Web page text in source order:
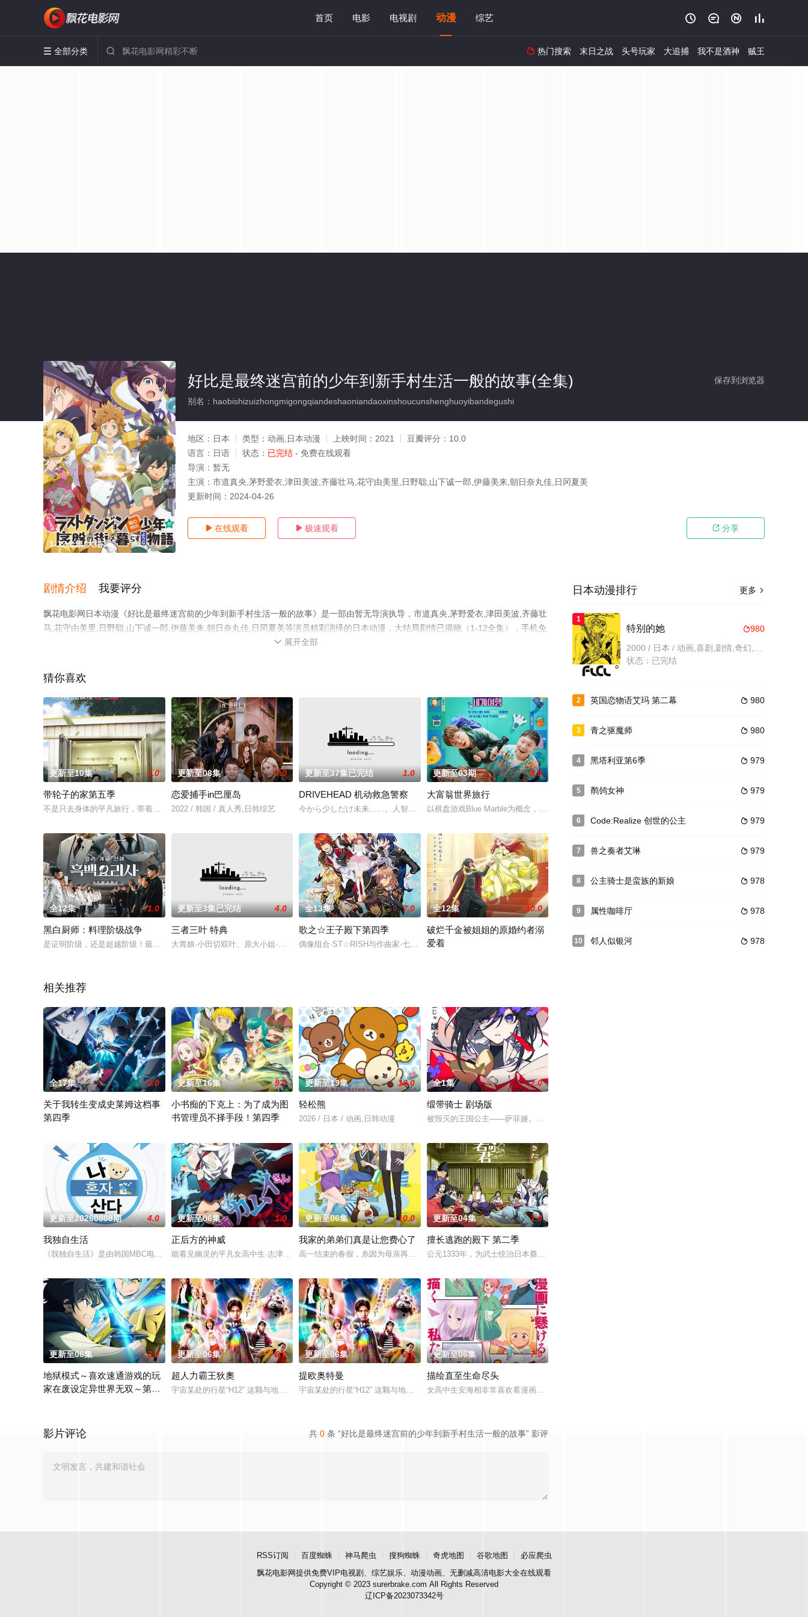
首页 电影 电视剧 动漫 综艺    
 全部分类   热门搜索 末日之战 头号玩家 大追捕 我不是酒神 贼王
1-12全集/大结局
保存到浏览器
好比是最终迷宫前的少年到新手村生活一般的故事(全集)
别名：haobishizuizhongmigongqiandeshaoniandaoxinshoucunshenghuoyibandegushi
地区： 日本 类型： 动画,日本动漫 上映时间： 2021 豆瓣评分： 10.0
语言： 日语 状态： 已完结 - 免费在线观看
导演： 暂无
主演： 市道真央,茅野爱衣,津田美波,齐藤壮马,花守由美里,日野聪,山下诚一郎,伊藤美来,朝日奈丸佳,日冈夏美
更新时间： 2024-04-26
 在线观看  极速观看  分享
剧情介绍 我要评分
飘花电影网日本动漫《好比是最终迷宫前的少年到新手村生活一般的故事》是一部由暂无导演执导，市道真央,茅野爱衣,津田美波,齐藤壮
马,花守由美里,日野聪,山下诚一郎,伊藤美来,朝日奈丸佳,日冈夏美等演员精彩演绎的日本动漫，大结局剧情已揭晓（1-12全集），手机免
费观看高清未删减完整版动漫全集就上飘花影院，更多相关信息可移步至豆瓣动漫、电视猫或剧情网等平台了解。
 展开全部
猜你喜欢
更新至10集 1.0
带轮子的家第五季
不是只去身体的平凡旅行，带着我的家去世界旅行！韩国全国各地度过四季的“带轮子的家”这次越过大海去海外去新的冒险吧~大海对面有轮子的家第一
更新至08集 7.0
恋爱捕手in巴厘岛
2022 / 韩国 / 真人秀,日韩综艺
更新至37集已完结 1.0
DRIVEHEAD 机动救急警察
今から少しだけ未来……。人智を超えた災害、複雑多様化する犯罪や事故に対応するために、政府が人命救助を主な目的として新たに作った組
更新至03期 9.0
大富翁世界旅行
以棋盘游戏Blue Marble为概念，掷骰子绕地球一圈的旅行内容。旅行创作者在每个旅行目的地拍摄内容，太
全12集 1.0
黑白厨师：料理阶级战争
是证明阶级，还是超越阶级！最好的100名厨师将在Netflix韩国的第一场料理选秀中展开激烈的料理阶级战争。“白勺”明星厨师们和为成为大
更新至3集已完结 4.0
三者三叶 特典
大胃娘·小田切双叶、原大小姐·西川叶子、腹黑委员长·叶山照，这样的好朋友三人组加上同班同学的万年老二不开心少女·西山芹奈、由于热心而爱唠
全13集 7.0
歌之☆王子殿下第四季
偶像组合·ST☆RISH与作曲家·七海春歌当做共同目标的，国际性体育祭典·通称SSS的开场演出。然而其选拔演唱会却在突然现身的Ragin
全12集 10.0
破烂千金被姐姐的原婚约者溺
爱着
相关推荐
全17集 2.0
关于我转生变成史莱姆这档事
第四季
更新至16集 9.0
小书痴的下克上：为了成为图
书管理员不择手段！第四季
更新至19集 10.0
轻松熊
2026 / 日本 / 动画,日韩动漫
全1集 2.0
缎带骑士 剧场版
被毁灭的王国公主——萨菲娅。灾厄“内尔伽勒”夺走了她故乡希尔弗兰的一切，她在绝望的尽头，抵达了戈尔
更新至20260808期 4.0
我独自生活
《我独自生活》是由韩国MBC电视台新年播放的特辑《男人的独居时代》改名进行播出的，于2013年3月22日首播。
更新至06集 1.0
正后方的神威
能看见幽灵的平凡女高中生·志津香，利用容易吸引幽灵的特殊体质，从旁协助知名灵能力者·神威除灵。 拥有压倒性灵力的神威，除灵方式却是前所未
更新至06集 10.0
我家的弟弟们真是让您费心了
高一结束的春假，糸因为母亲再婚而搬家。但让她没想到的是，竟多了四个弟弟，令她大为震惊！虽然她全力想与新家人打好关系，但长男·源的态
更新至04集 1.0
擅长逃跑的殿下 第二季
公元1333年，为武士统治日本奠定基石的镰仓幕府，因其所信任的幕臣——足利尊氏的谋反而宣告灭亡。 失
更新至06集 2.0
地狱模式～喜欢速通游戏的玩
家在废设定异世界无双～第二
更新至06集 6.0
超人力霸王狄奧
宇宙某处的行星“H12” 这颗与地球极其相似的星球，某日遭到了来自外星的宇宙怪兽袭击 在星球崩毁、走向灭亡之际，一名外星人独自逃往了地球
更新至06集 2.0
提欧奥特曼
宇宙某处的行星“H12” 这颗与地球极其相似的星球，某日遭到了来自外星的宇宙怪兽袭击 在星球崩毁、走向灭亡之际，一名外星人独自逃往了地球
更新至06集 7.0
描绘直至生命尽头
女高中生安海相非常喜欢看漫画，尤其是 ☆野0 的《机器太与狸太》。国文老师手岛斥责她是浪费生命、声称
共 0 条 “好比是最终迷宫前的少年到新手村生活一般的故事” 影评
影片评论
更多 
日本动漫排行
1
980
特别的她
状态：已完结
2  980
英国恋物语艾玛 第二幕
3  980
青之驱魔师
4  979
黑塔利亚第6季
5  979
鹡鸰女神
6  979
Code:Realize 创世的公主
7  979
兽之奏者艾琳
8  978
公主骑士是蛮族的新娘
9  978
属性咖啡厅
10  978
邻人似银河
RSS订阅 百度蜘蛛 神马爬虫 搜狗蜘蛛 奇虎地图 谷歌地图
必应爬虫
飘花电影网提供免费VIP电视剧、综艺娱乐、动漫动画、无删减高清电影大全在线观看
Copyright © 2023 surerbrake.com All Rights Reserved
辽ICP备2023073342号